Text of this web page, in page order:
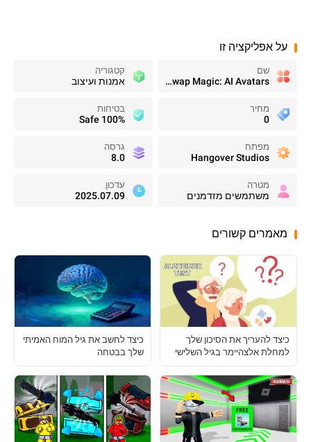
על אפליקציה זו
שם
Face Swap Magic: AI Avatars
קטגוריה
אמנות ועיצוב
מחיר
0
בטיחות
100% Safe
מפתח
Hangover Studios
גרסה
8.0
מטרה
משתמשים מזדמנים
עדכון
2025.07.09
מאמרים קשורים
כיצד להעריך את הסיכון שלך
למחלת אלצהיימר בגיל השלישי
כיצד לחשב את גיל המוח האמיתי
שלך בבטחה